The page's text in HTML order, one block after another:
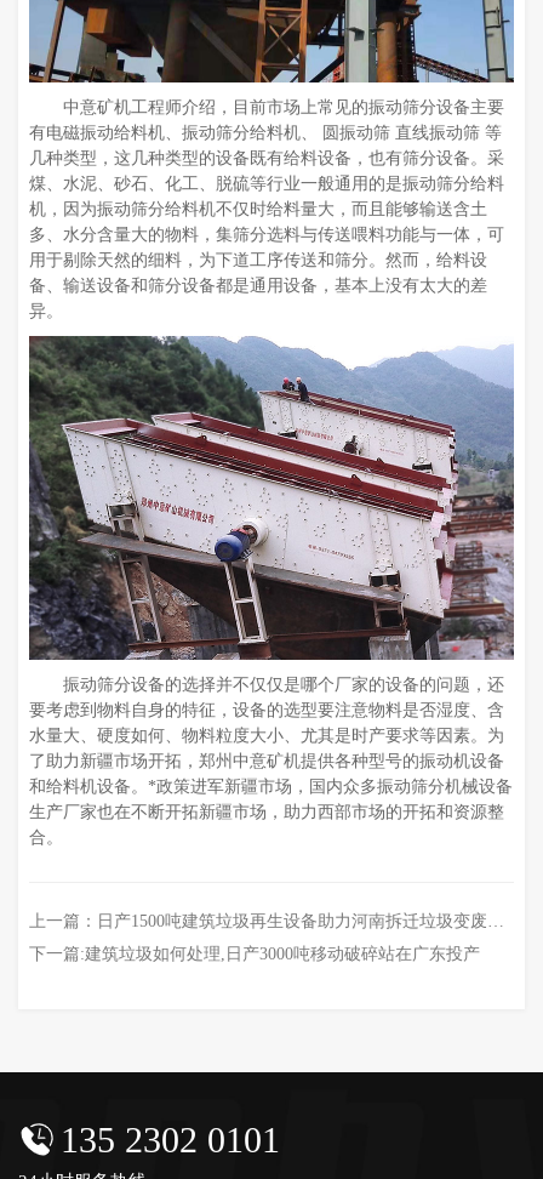
中意矿机工程师介绍，目前市场上常见的振动筛分设备主要
有电磁振动给料机、振动筛分给料机、 圆振动筛 直线振动筛 等
几种类型，这几种类型的设备既有给料设备，也有筛分设备。采
煤、水泥、砂石、化工、脱硫等行业一般通用的是振动筛分给料
机，因为振动筛分给料机不仅时给料量大，而且能够输送含土
多、水分含量大的物料，集筛分选料与传送喂料功能与一体，可
用于剔除天然的细料，为下道工序传送和筛分。然而，给料设
备、输送设备和筛分设备都是通用设备，基本上没有太大的差
异。
振动筛分设备的选择并不仅仅是哪个厂家的设备的问题，还
要考虑到物料自身的特征，设备的选型要注意物料是否湿度、含
水量大、硬度如何、物料粒度大小、尤其是时产要求等因素。为
了助力新疆市场开拓，郑州中意矿机提供各种型号的振动机设备
和给料机设备。*政策进军新疆市场，国内众多振动筛分机械设备
生产厂家也在不断开拓新疆市场，助力西部市场的开拓和资源整
合。
上一篇： 日产1500吨建筑垃圾再生设备助力河南拆迁垃圾变废为宝
下一篇:建筑垃圾如何处理,日产3000吨移动破碎站在广东投产
135 2302 0101